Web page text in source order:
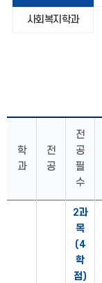
사회복지학과
학
과
전
공
전
공
필
수
2과
목
(4
학
점)